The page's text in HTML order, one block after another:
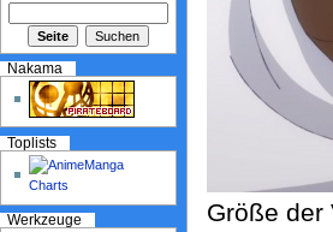
Größe der
Nakama
Toplists
Werkzeuge